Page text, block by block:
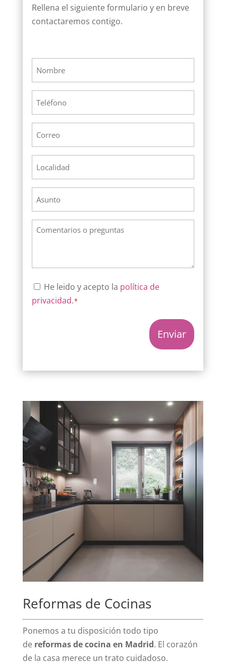
Rellena el siguiente formulario y en breve
contactaremos contigo.
Comentarios
Consentimiento
*
He leido y acepto la política de
privacidad.*
Reformas de Cocinas
Ponemos a tu disposición todo tipo
de reformas de cocina en Madrid. El corazón
de la casa merece un trato cuidadoso.